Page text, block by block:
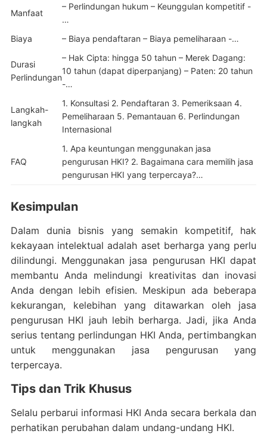
Manfaat
– Perlindungan hukum – Keunggulan kompetitif -
…
Biaya
– Biaya pendaftaran – Biaya pemeliharaan -…
Durasi
Perlindungan
– Hak Cipta: hingga 50 tahun – Merek Dagang:
10 tahun (dapat diperpanjang) – Paten: 20 tahun
-…
Langkah-
langkah
1. Konsultasi 2. Pendaftaran 3. Pemeriksaan 4.
Pemeliharaan 5. Pemantauan 6. Perlindungan
Internasional
FAQ
1. Apa keuntungan menggunakan jasa
pengurusan HKI? 2. Bagaimana cara memilih jasa
pengurusan HKI yang terpercaya?…
Kesimpulan
Dalam dunia bisnis yang semakin kompetitif, hak
kekayaan intelektual adalah aset berharga yang perlu
dilindungi. Menggunakan jasa pengurusan HKI dapat
membantu Anda melindungi kreativitas dan inovasi
Anda dengan lebih efisien. Meskipun ada beberapa
kekurangan, kelebihan yang ditawarkan oleh jasa
pengurusan HKI jauh lebih berharga. Jadi, jika Anda
serius tentang perlindungan HKI Anda, pertimbangkan
untuk menggunakan jasa pengurusan yang
terpercaya.
Tips dan Trik Khusus
Selalu perbarui informasi HKI Anda secara berkala dan
perhatikan perubahan dalam undang-undang HKI.